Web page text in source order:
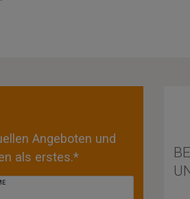
Angeboten und
als erstes.*